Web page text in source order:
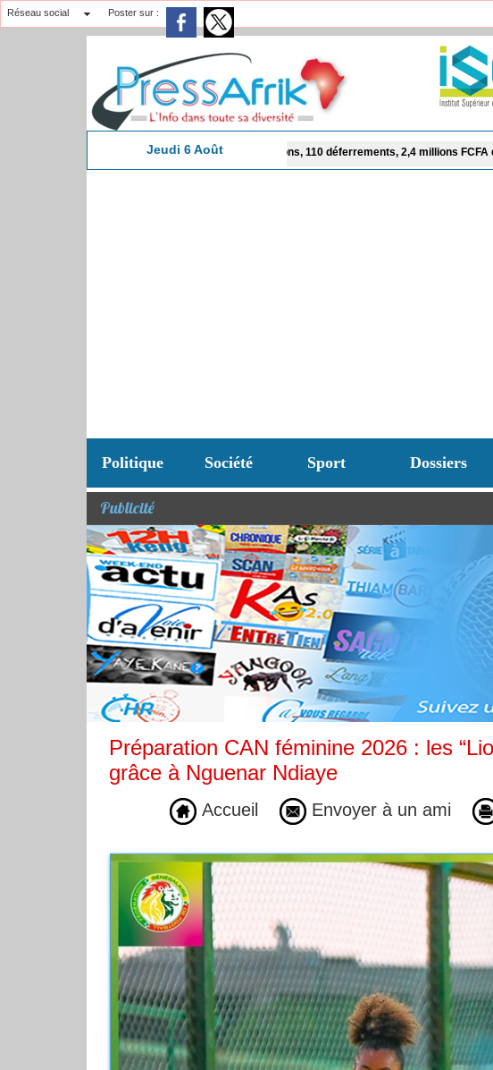
Réseau social Poster sur :
Jeudi 6 Août
de Touba : 244 interpellations, 110 déferrements, 2,4 millions FCFA d'amendes (Police)
Politique Société Sport Dossiers
Publicité
Préparation CAN féminine 2026 : les
grâce à Nguenar Ndiaye
Accueil Envoyer à un ami